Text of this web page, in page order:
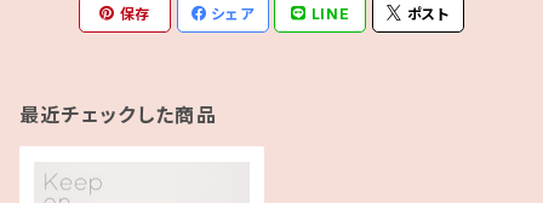
保存 シェア LINE ポスト
最近チェックした商品